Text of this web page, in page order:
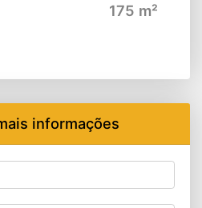
175 m²
informações